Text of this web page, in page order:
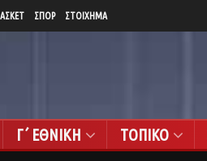
ΣΠΟΡ ΣΤΟΙΧΗΜΑ
Γ΄ ΕΘΝΙΚΗ ΤΟΠΙΚΟ